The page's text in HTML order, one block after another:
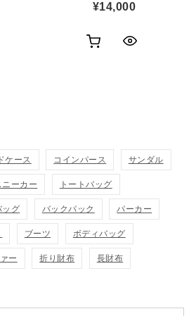
¥14,000
ケース コインパース サンダル
ニーカー トートバッグ
ッグ バックパック パーカー
ブーツ ボディバッグ
ー 折り財布 長財布